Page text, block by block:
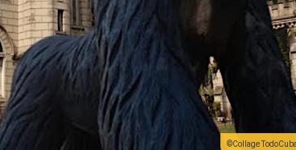
Collage TodoCuba